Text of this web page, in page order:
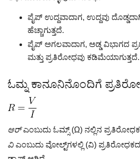
ಪೈಪ್ ಉದ್ದವಾದಾಗ, ಉದ್ದವು
ಹೆಚ್ಚಾಗುತ್ತದೆ.
ಪೈಪ್ ಅಗಲವಾದಾಗ, ಅಡ್ಡ ವಿಭಾಗದ
ಮತ್ತು ಪ್ರತಿರೋಧವು ಕಡಿಮೆಯಾಗುತ್ತದೆ.
ಓಮ್ನ ಕಾನೂನಿನೊಂದಿಗೆ
ಆರ್ಎಂಬುದು ಓಮ್ಸ್ (Ω) ನಲ್ಲಿನ
ವಿ ಎಂಬುದು ವೋಲ್ಟ್‌ಗಳಲ್ಲಿ (ವಿ)